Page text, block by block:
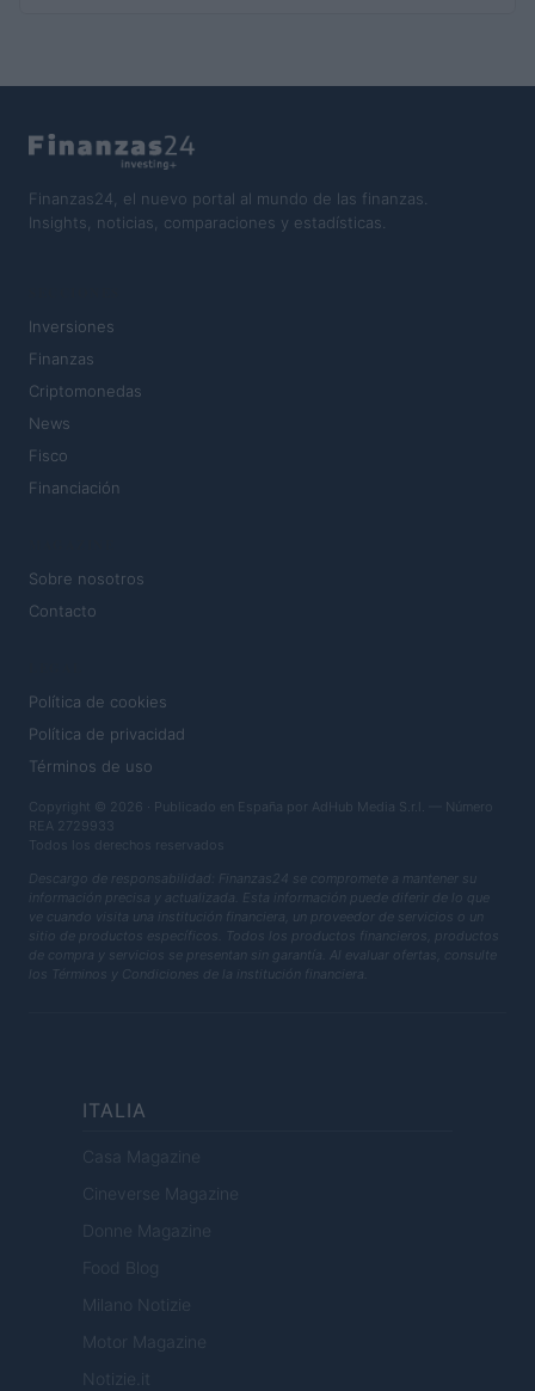
Finanzas24, el nuevo portal al mundo de las finanzas.
Insights, noticias, comparaciones y estadísticas.
Inversiones
Finanzas
Criptomonedas
News
Fisco
Financiación
Sobre nosotros
Contacto
Política de cookies
Política de privacidad
Términos de uso
Copyright © 2026 · Publicado en España por AdHub Media S.r.l. — Número
REA 2729933
Todos los derechos reservados
Descargo de responsabilidad: Finanzas24 se compromete a mantener su
información precisa y actualizada. Esta información puede diferir de lo que
ve cuando visita una institución financiera, un proveedor de servicios o un
sitio de productos específicos. Todos los productos financieros, productos
de compra y servicios se presentan sin garantía. Al evaluar ofertas, consulte
los Términos y Condiciones de la institución financiera.
ITALIA
Casa Magazine
Cineverse Magazine
Donne Magazine
Food Blog
Milano Notizie
Motor Magazine
Notizie.it